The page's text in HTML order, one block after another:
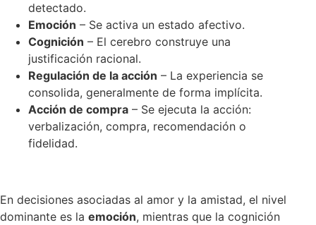
detectado.
Emoción – Se activa un estado afectivo.
Cognición – El cerebro construye una
justificación racional.
Regulación de la acción – La experiencia se
consolida, generalmente de forma implícita.
Acción de compra – Se ejecuta la acción:
verbalización, compra, recomendación o
fidelidad.
En decisiones asociadas al amor y la amistad, el nivel
dominante es la emoción, mientras que la cognición